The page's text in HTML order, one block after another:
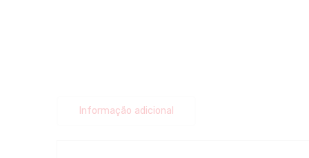
Informação adicional